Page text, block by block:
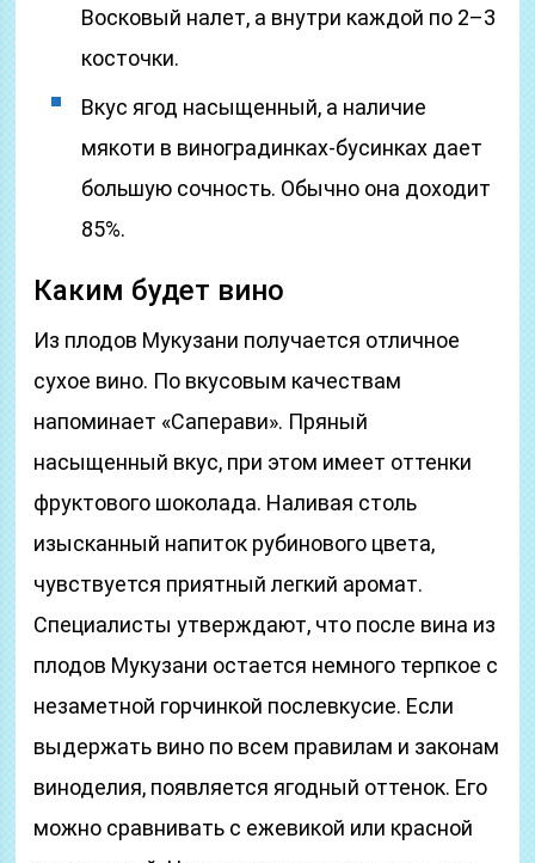
Восковый налет, а внутри каждой по 2–3
косточки.
Вкус ягод насыщенный, а наличие
мякоти в виноградинках-бусинках дает
большую сочность. Обычно она доходит
85%.
Каким будет вино
Из плодов Мукузани получается отличное
сухое вино. По вкусовым качествам
напоминает «Саперави». Пряный
насыщенный вкус, при этом имеет оттенки
фруктового шоколада. Наливая столь
изысканный напиток рубинового цвета,
чувствуется приятный легкий аромат.
Специалисты утверждают, что после вина из
плодов Мукузани остается немного терпкое с
незаметной горчинкой послевкусие. Если
выдержать вино по всем правилам и законам
виноделия, появляется ягодный оттенок. Его
можно сравнивать с ежевикой или красной